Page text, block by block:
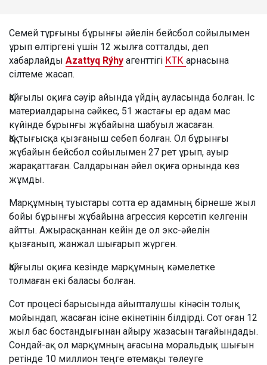
Семей тұрғыны бұрынғы әйелін бейсбол сойылымен
ұрып өлтіргені үшін 12 жылға сотталды, деп
хабарлайды Azattyq Rýhy агенттігі КТК арнасына
сілтеме жасап.
Қайғылы оқиға сәуір айында үйдің ауласында болған. Іс
материалдарына сәйкес, 51 жастағы ер адам мас
күйінде бұрынғы жұбайына шабуыл жасаған.
Қақтығысқа қызғаныш себеп болған. Ол бұрынғы
жұбайын бейсбол сойылымен 27 рет ұрып, ауыр
жарақаттаған. Салдарынан әйел оқиға орнында көз
жұмды.
Марқұмның туыстары сотта ер адамның бірнеше жыл
бойы бұрынғы жұбайына агрессия көрсетіп келгенін
айтты. Ажырасқаннан кейін де ол экс-әйелін
қызғанып, жанжал шығарып жүрген.
Қайғылы оқиға кезінде марқұмның кәмелетке
толмаған екі баласы болған.
Сот процесі барысында айыпталушы кінәсін толық
мойындап, жасаған ісіне өкінетінін білдірді. Сот оған 12
жыл бас бостандығынан айыру жазасын тағайындады.
Сондай-ақ ол марқұмның ағасына моральдық шығын
ретінде 10 миллион теңге өтемақы төлеуге